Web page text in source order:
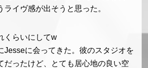
ライヴ感が出そうと思った。
くらいにしてw
Jesseに会ってきた。彼のスタジオを
だったけど、とても居心地の良い空